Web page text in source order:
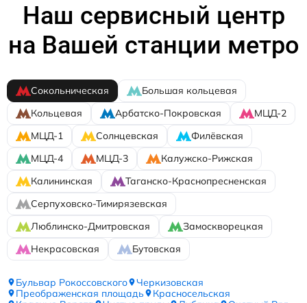
Наш сервисный центр
на Вашей станции метро
Сокольническая
Большая кольцевая
Кольцевая
Арбатско-Покровская
МЦД-2
МЦД-1
Солнцевская
Филёвская
МЦД-4
МЦД-3
Калужско-Рижская
Калининская
Таганско-Краснопресненская
Серпуховско-Тимирязевская
Люблинско-Дмитровская
Замоскворецкая
Некрасовская
Бутовская
Бульвар Рокоссовского
Черкизовская
Преображенская площадь
Красносельская